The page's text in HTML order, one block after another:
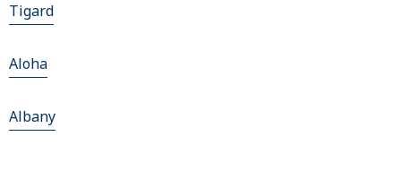
Tigard
Aloha
Albany